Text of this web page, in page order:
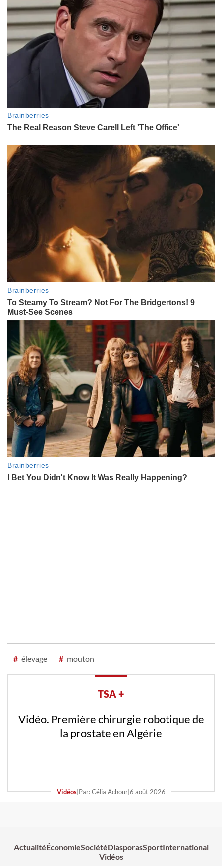
# élevage # mouton
TSA +
Vidéo. Première chirurgie robotique de
la prostate en Algérie
Vidéos|Par: Célia Achour|6 août 2026
ActualitéÉconomieSociétéDiasporasSportInternational
Vidéos